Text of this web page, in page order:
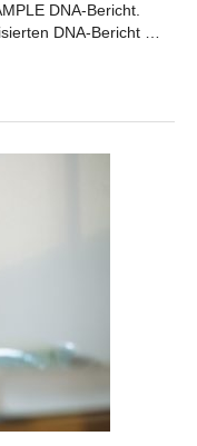
DNA-Bericht.
DNA-Bericht …